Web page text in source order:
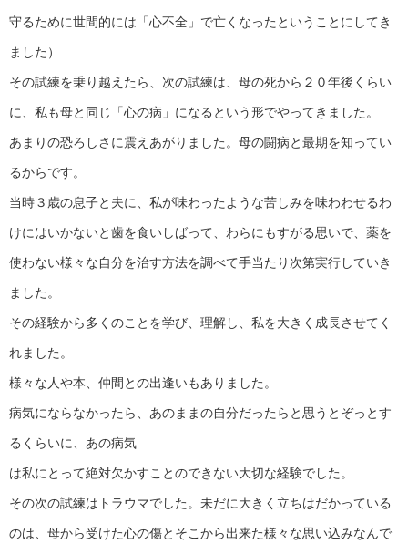
守るために世間的には「心不全」で亡くなったということにしてき
ました）
その試練を乗り越えたら、次の試練は、母の死から２０年後くらい
に、私も母と同じ「心の病」になるという形でやってきました。
あまりの恐ろしさに震えあがりました。母の闘病と最期を知ってい
るからです。
当時３歳の息子と夫に、私が味わったような苦しみを味わわせるわ
けにはいかないと歯を食いしばって、わらにもすがる思いで、薬を
使わない様々な自分を治す方法を調べて手当たり次第実行していき
ました。
その経験から多くのことを学び、理解し、私を大きく成長させてく
れました。
様々な人や本、仲間との出逢いもありました。
病気にならなかったら、あのままの自分だったらと思うとぞっとす
るくらいに、あの病気
は私にとって絶対欠かすことのできない大切な経験でした。
その次の試練はトラウマでした。未だに大きく立ちはだかっている
のは、母から受けた心の傷とそこから出来た様々な思い込みなんで